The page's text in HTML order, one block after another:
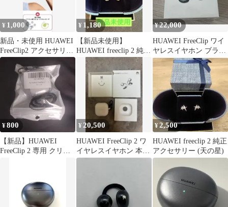
¥ 1,000
新品・未使用 HUAWEI
FreeClip2 アクセサリー
藤の花デザイン
¥ 1,180
【新品未使用】
HUAWEI freeclip 2 純正
アクセサリー 銀の花
¥22,000
HUAWEI FreeClip ワイ
ヤレスイヤホン ブラッ
ク
¥800
【新品】HUAWEI
FreeClip 2 専用 クリア
¥20,500
HUAWEI FreeClip 2 ワ
イヤレスイヤホン 本体
＋ケースカバー
¥2,500
HUAWEI freeclip 2 純正
アクセサリー (天の星)